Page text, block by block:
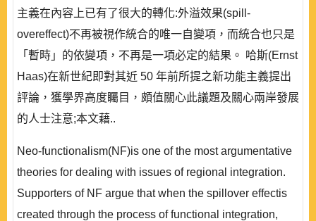
主義在內容上已有了很大的轉化:外溢效果(spill-
overeffect)不再被視作統合的唯一自變項，而統合也只是
「暫時」的依變項，不再是一項必定的結果。 哈斯(Ernst
Haas)在新世紀即對其近 50 年前所提之新功能主義提出
評論，獲學界高度矚目，頗值關心此議題及關心兩岸發展
的人士注意;本文藉..
Neo-functionalism(NF)is one of the most argumentative
theories for dealing with issues of regional integration.
Supporters of NF argue that when the spillover effectis
created through the process of functional integration,